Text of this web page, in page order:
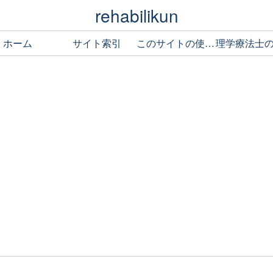
rehabilikun
ホーム サイト索引 このサイトの使い方